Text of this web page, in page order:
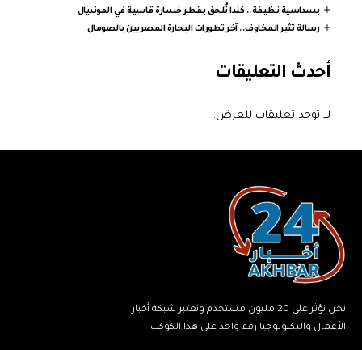
بسداسية نظيفة.. كندا تُلحق بقطر خسارة قاسية في المونديال
رسالة تثير المخاوف.. آخر تطورات البحارة المصريين بالصومال
أحدث التعليقات
لا توجد تعليقات للعرض.
نحن نؤثر على 20 مليون مستخدم ونعتبر شبكة أخبار
الأعمال والتكنولوجيا رقم واحد على هذا الكوكب.